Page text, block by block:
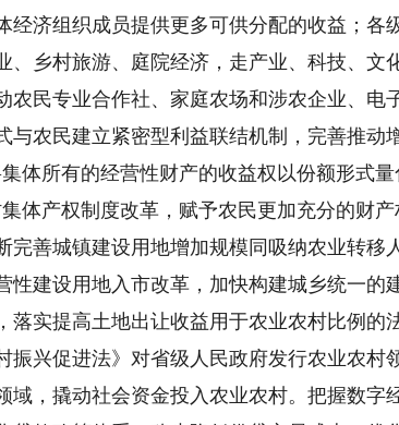
济组织成员提供更多可供分配的收益；各
乡村旅游、庭院经济，走产业、科技、文
农民专业合作社、家庭农场和涉农企业、电
与农民建立紧密型利益联结机制，完善推动
体所有的经营性财产的收益权以份额形式
体产权制度改革，赋予农民更加充分的财产
善城镇建设用地增加规模同吸纳农业转移
性建设用地入市改革，加快构建城乡统一的
实提高土地出让收益用于农业农村比例的
振兴促进法》对省级人民政府发行农业农村
，撬动社会资金投入农业农村。把握数字